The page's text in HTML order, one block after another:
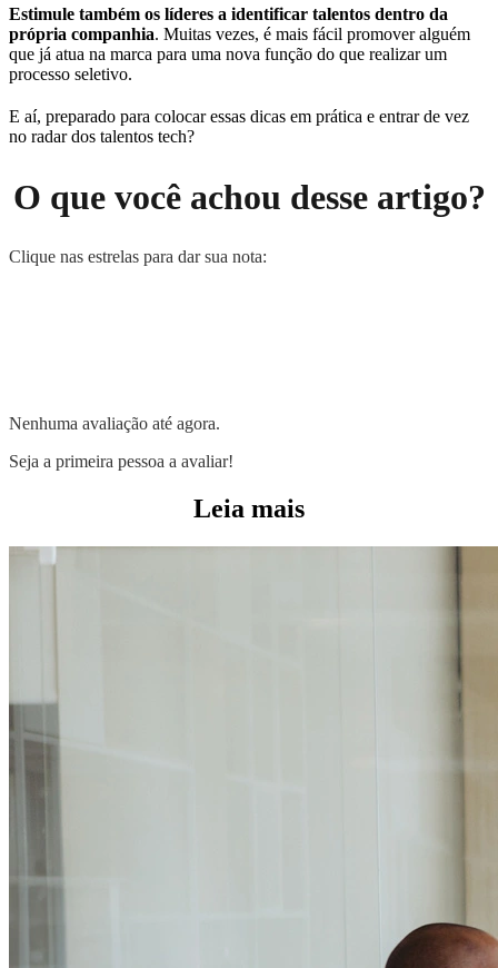
Estimule também os líderes a identificar talentos dentro da
própria companhia. Muitas vezes, é mais fácil promover alguém
que já atua na marca para uma nova função do que realizar um
processo seletivo.
E aí, preparado para colocar essas dicas em prática e entrar de vez
no radar dos talentos tech?
O que você achou desse artigo?
Clique nas estrelas para dar sua nota:
Nenhuma avaliação até agora.
Seja a primeira pessoa a avaliar!
Leia mais